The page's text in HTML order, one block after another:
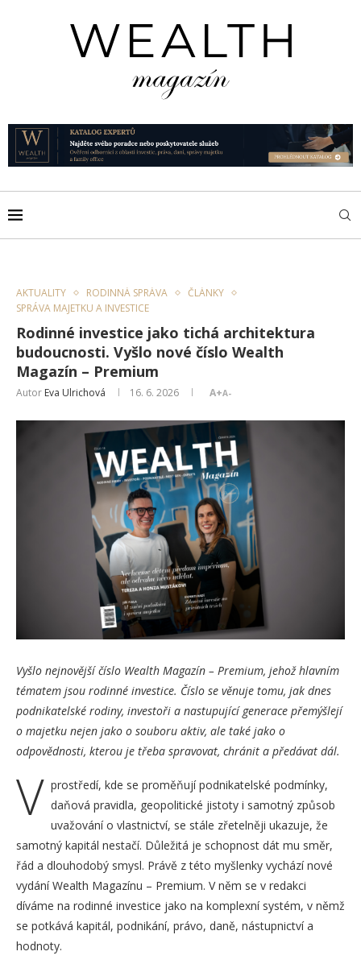
AKTUALITY RODINNÁ SPRÁVA
ČLÁNKY
SPRÁVA MAJETKU A INVESTICE
Rodinné investice jako tichá architektura
budoucnosti. Vyšlo nové číslo Wealth
Magazín – Premium
Autor Eva Ulrichová 16. 6. 2026 A+A-
Vyšlo nejnovější číslo Wealth Magazín – Premium, jehož hlavním
tématem jsou rodinné investice. Číslo se věnuje tomu, jak dnes
podnikatelské rodiny, investoři a nastupující generace přemýšlejí
o majetku nejen jako o souboru aktiv, ale také jako o
odpovědnosti, kterou je třeba spravovat, chránit a předávat dál.
V prostředí, kde se proměňují podnikatelské podmínky,
daňová pravidla, geopolitické jistoty i samotný způsob
uvažování o vlastnictví, se stále zřetelněji ukazuje, že
samotný kapitál nestačí. Důležitá je schopnost dát mu směr,
řád a dlouhodobý smysl. Právě z této myšlenky vychází nové
vydání Wealth Magazínu – Premium. V něm se v redakci
díváme na rodinné investice jako na komplexní systém, v němž
se potkává kapitál, podnikání, právo, daně, nástupnictví a
hodnoty.